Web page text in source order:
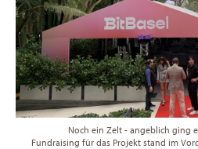
Noch ein Zelt - angeblich ging
Fundraising für das Projekt stand im